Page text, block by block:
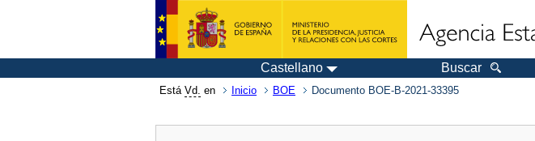
Castellano Buscar
Está Vd. en Inicio BOE Documento BOE-B-2021-33395